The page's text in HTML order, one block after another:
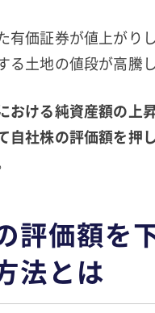
有価証券が値上がり
る土地の値段が高騰
おける純資産額の上
自社株の評価額を押
評価額を
法とは